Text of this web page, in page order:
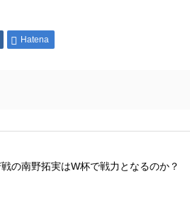
Hatena
の南野拓実はW杯で戦力となるのか？